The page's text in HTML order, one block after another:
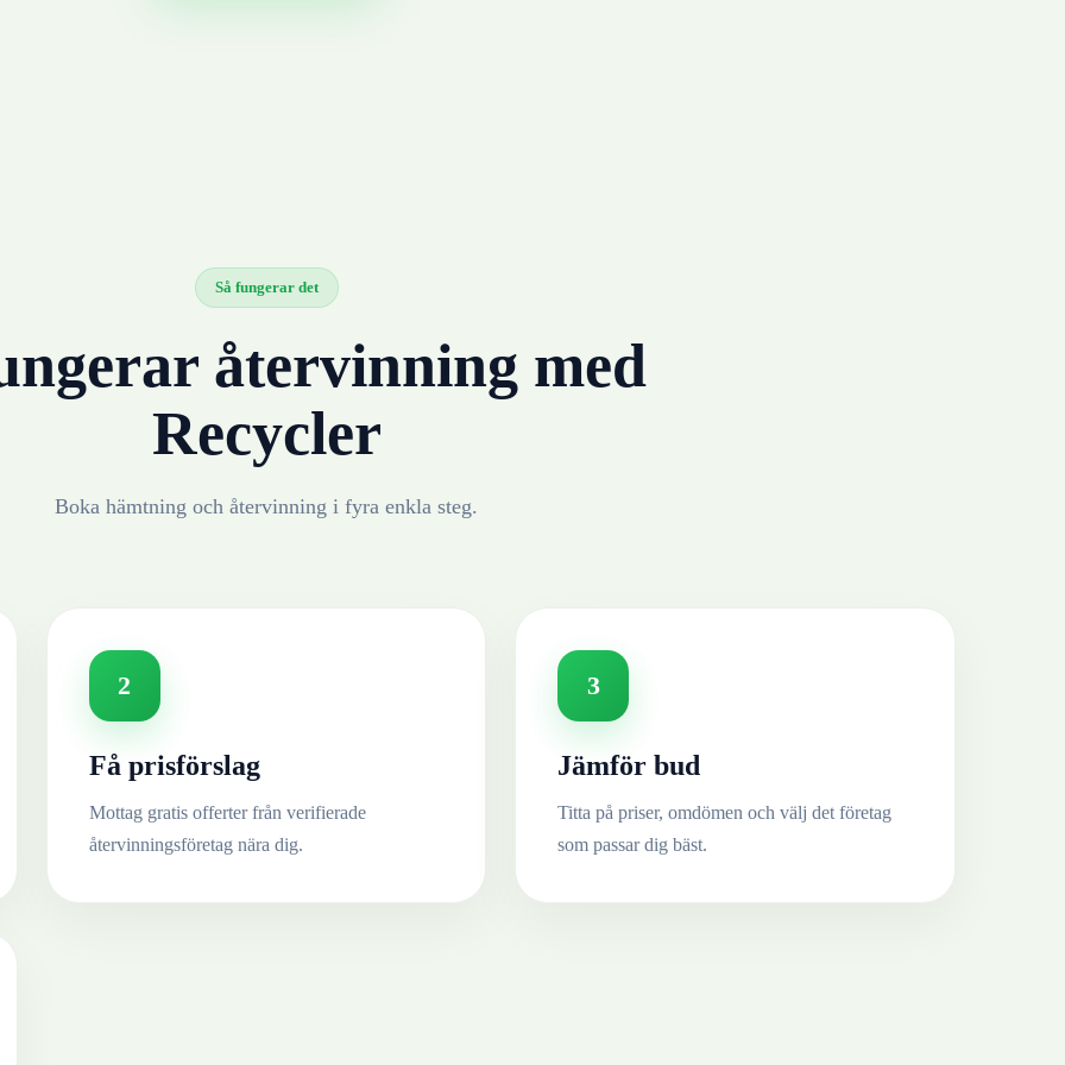
Så fungerar det
återvinning med
Recycler
Boka hämtning och återvinning i fyra enkla steg.
2
Få prisförslag
Mottag gratis offerter från verifierade
återvinningsföretag nära dig.
3
Jämför bud
Titta på priser, omdömen och välj det företag
som passar dig bäst.